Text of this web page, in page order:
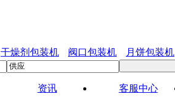
干燥剂包装机 阀口包装机 月饼包装机
资讯 客服中心